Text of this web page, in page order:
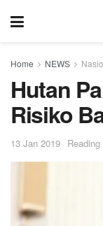
Home NEWS
Hutan
Risiko
13 Jan 2019